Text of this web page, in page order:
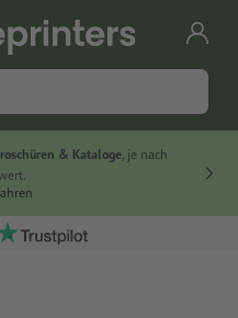
& Kataloge, je nach